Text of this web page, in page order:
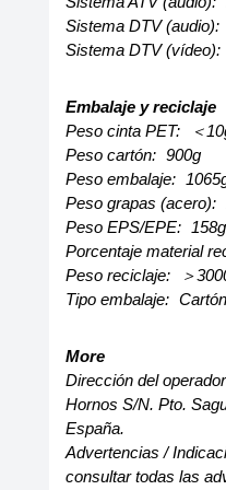
Sistema DTV (audio):
Sistema DTV (vídeo):
Embalaje y reciclaje
Peso cinta PET:
＜
Peso cartón: 900g
Peso embalaje:
Peso grapas (acero):
Peso EPS/EPE: 158g
Porcentaje material
Peso reciclaje:
＞
Tipo embalaje: Cartón
More
Dirección del
Hornos S/N. Pto.
España.
Advertencias /
consultar todas las